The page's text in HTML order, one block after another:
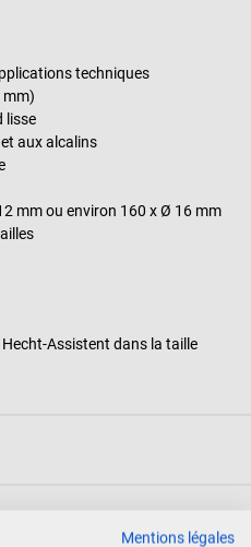
techniques
mm)
lisse
aux alcalins
mm ou environ 160 x Ø 16 mm
Assistent dans la taille
Mentions légales